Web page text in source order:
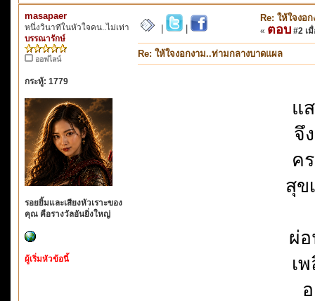
masapaer
หนึ่งวินาทีในหัวใจคน..ไม่เท่า
บรรณารักษ์
ออฟไลน์
กระทู้: 1779
รอยยิ้มและเสียงหัวเราะของ
คุณ คือรางวัลอันยิ่งใหญ่
ผู้เริ่มหัวข้อนี้
Re: ให้ใจงอ
« ตอบ #2 เ
Re: ให้ใจงอกงาม..ท่ามกลางบาดแผล
แ
จึ
ค
สุข
ผ่
เ